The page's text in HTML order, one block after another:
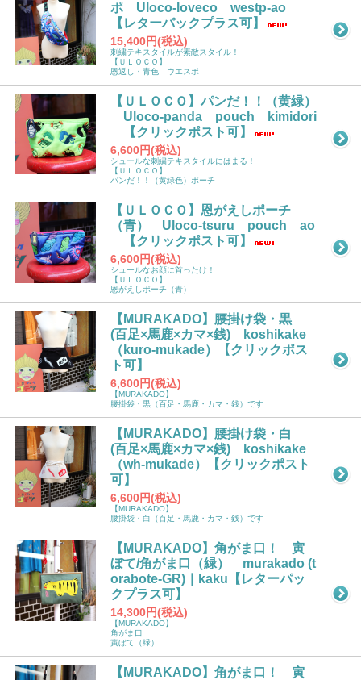
ポ Uloco-loveco westp-ao
【レターパックプラス可】
15,400円(税込)
刺繍テキスタイルが素敵スタイル！
【ＵＬＯＣＯ】
恩返し・青色 ウエスポ
【ＵＬＯＣＯ】パンだ！！（黄緑）
Uloco-panda pouch kimidori
【クリックポスト可】
6,600円(税込)
シュールな刺繍テキスタイルにはまる！
【ＵＬＯＣＯ】
パンだ！！（黄緑色）ポーチ
【ＵＬＯＣＯ】恩がえしポーチ
（青） Uloco-tsuru pouch ao
【クリックポスト可】
6,600円(税込)
シュールなお顔に首ったけ！
【ＵＬＯＣＯ】
恩がえしポーチ（青）
【MURAKADO】腰掛け袋・黒
(百足×馬鹿×カマ×銭) koshikake
（kuro-mukade）【クリックポス
ト可】
6,600円(税込)
【MURAKADO】
腰掛袋・黒（百足・馬鹿・カマ・銭）です
【MURAKADO】腰掛け袋・白
(百足×馬鹿×カマ×銭) koshikake
（wh-mukade）【クリックポスト
可】
6,600円(税込)
【MURAKADO】
腰掛袋・白（百足・馬鹿・カマ・銭）です
【MURAKADO】角がま口！ 寅
ぼて/角がま口（緑） murakado (t
orabote-GR)｜kaku【レターパッ
クプラス可】
14,300円(税込)
【MURAKADO】
角がま口
寅ぼて（緑）
【MURAKADO】角がま口！ 寅